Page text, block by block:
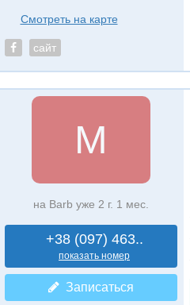
Смотреть на карте
сайт
М
на Barb уже 2 г. 1 мес.
+38 (097) 463..
показать номер
Записаться